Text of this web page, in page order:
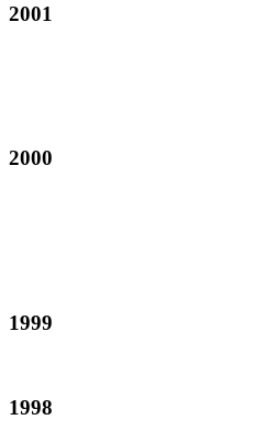
2001
2000
1999
1998